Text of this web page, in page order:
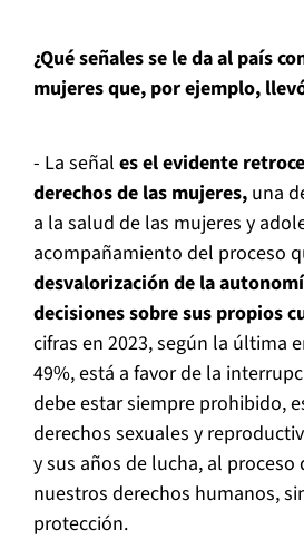
¿Qué señales se le da al país
mujeres que, por ejemplo,
- La señal es el evidente
derechos de las mujeres, una
a la salud de las mujeres y
acompañamiento del proceso
desvalorización de la
decisiones sobre sus propios
cifras en 2023, según la última
49%, está a favor de la
debe estar siempre prohibido,
derechos sexuales y
y sus años de lucha, al
nuestros derechos humanos,
protección.